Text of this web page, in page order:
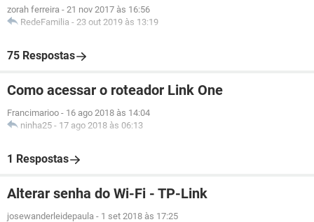
zorah ferreira - 21 nov 2017 às 16:56
RedeFamilia - 23 out 2019 às 13:19
75 Respostas
Como acessar o roteador Link One
Francimarioo - 16 ago 2018 às 14:04
ninha25 - 17 ago 2018 às 06:13
1 Respostas
Alterar senha do Wi-Fi - TP-Link
josewanderleidepaula - 1 set 2018 às 17:25